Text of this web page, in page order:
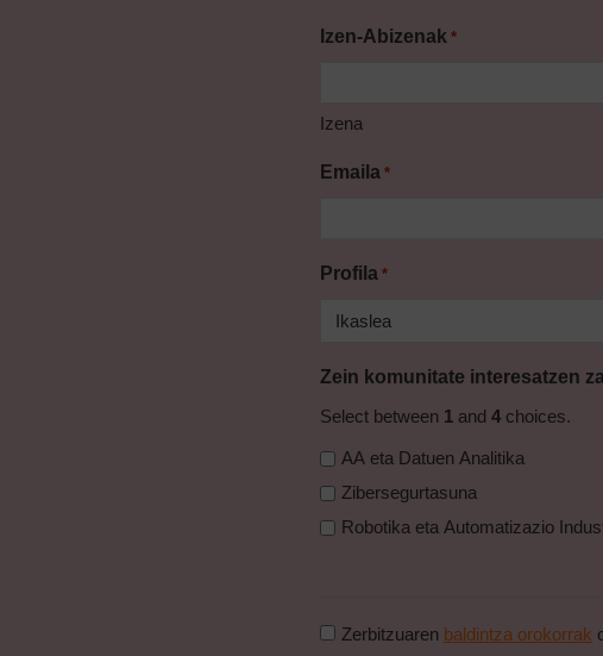
Izen-Abizenak *
Izena
Emaila *
Profila *
Zein komunitate interesatzen
Select between 1and 4choices.
AA eta Datuen Analitika
Zibersegurtasuna
Robotika eta Automatizazio
Baldintza
Zerbitzuaren baldintza orokorrak